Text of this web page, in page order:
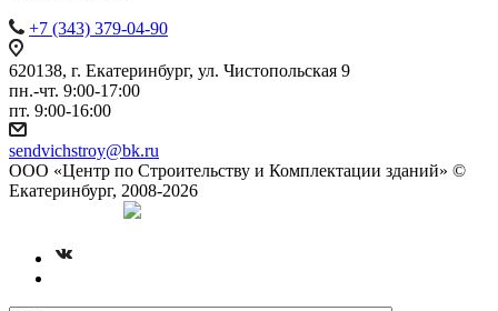
+7 (343) 379-04-90
620138, г. Екатеринбург, ул. Чистопольская 9
пн.-чт. 9:00-17:00
пт. 9:00-16:00
sendvichstroy@bk.ru
ООО «Центр по Строительству и Комплектации зданий» ©
Екатеринбург, 2008-2026